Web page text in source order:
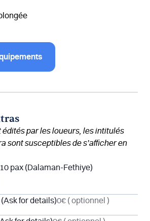
édités par les loueurs, les intitulés
sont susceptibles de s’afficher en
pax (Dalaman-Fethiye)
for details)0€ ( optionnel )